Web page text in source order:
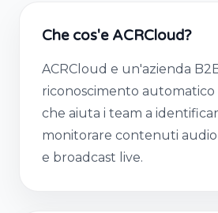
Che cos'e ACRCloud?
ACRCloud e un'azienda
riconoscimento
che aiuta i team a
monitorare contenuti
e broadcast live.